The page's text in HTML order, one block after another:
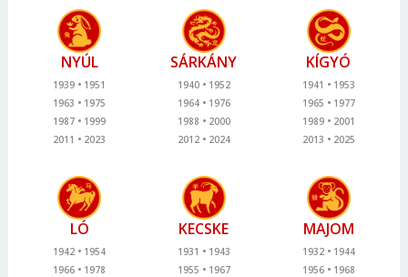
NYÚL
1939
1951
1963
1975
1987
1999
2011
2023
SÁRKÁNY
1940
1952
1964
1976
1988
2000
2012
2024
KÍGYÓ
1941
1953
1965
1977
1989
2001
2013
2025
LÓ
1942
1954
1966
1978
KECSKE
1931
1943
1955
1967
MAJOM
1932
1944
1956
1968